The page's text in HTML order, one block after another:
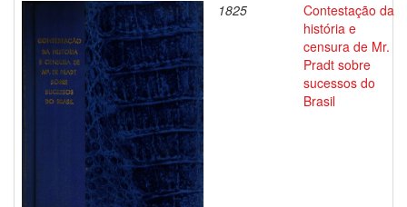
1825
Contestação da
história e
censura de Mr.
Pradt sobre
sucessos do
Brasil